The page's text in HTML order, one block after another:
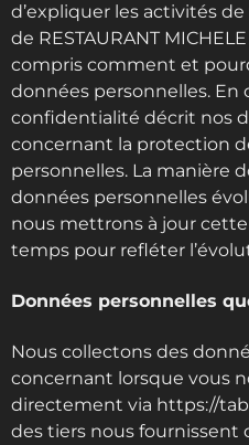
d’expliquer les activités
de RESTAURANT
compris comment et
données personnelles.
confidentialité décrit nos
concernant la protection
personnelles. La manière
données personnelles
nous mettrons à jour
temps pour refléter
Données personnelles
Nous collectons des
concernant lorsque vous
directement via https://
des tiers nous fournissent